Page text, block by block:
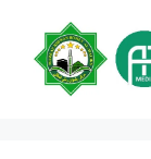
content